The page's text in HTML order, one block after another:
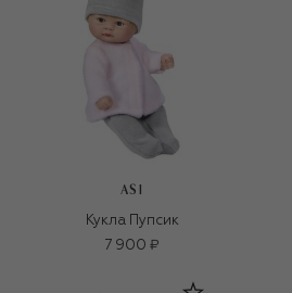
ASI
Кукла Пупсик
7 900 ₽